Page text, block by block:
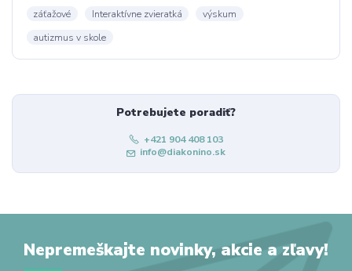
záťažové
Interaktívne zvieratká
výskum
autizmus v skole
Potrebujete poradiť?
+421 904 408 103
info@diakonino.sk
Nepremeškajte novinky, akcie a zľavy!